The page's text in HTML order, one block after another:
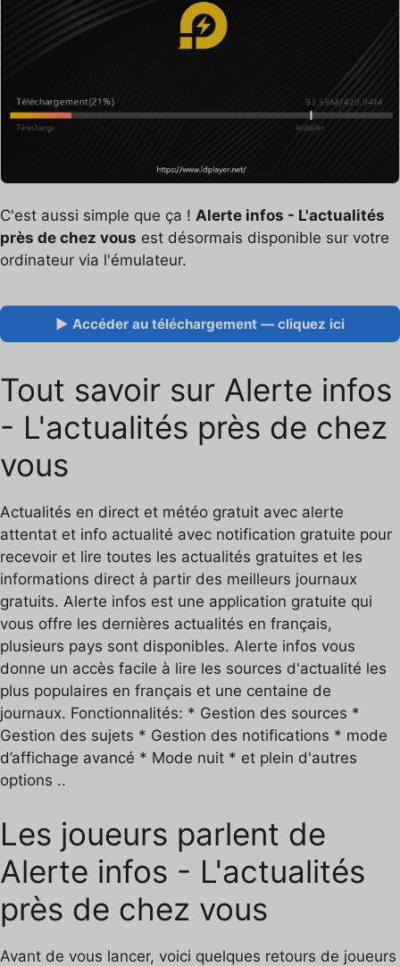
C'est aussi simple que ça ! Alerte infos - L'actualités
près de chez vous est désormais disponible sur votre
ordinateur via l'émulateur.
▶ Accéder au téléchargement — cliquez ici
Tout savoir sur Alerte infos
- L'actualités près de chez
vous
Actualités en direct et météo gratuit avec alerte
attentat et info actualité avec notification gratuite pour
recevoir et lire toutes les actualités gratuites et les
informations direct à partir des meilleurs journaux
gratuits. Alerte infos est une application gratuite qui
vous offre les dernières actualités en français,
plusieurs pays sont disponibles. Alerte infos vous
donne un accès facile à lire les sources d'actualité les
plus populaires en français et une centaine de
journaux. Fonctionnalités: * Gestion des sources *
Gestion des sujets * Gestion des notifications * mode
d’affichage avancé * Mode nuit * et plein d'autres
options ..
Les joueurs parlent de
Alerte infos - L'actualités
près de chez vous
Avant de vous lancer, voici quelques retours de joueurs